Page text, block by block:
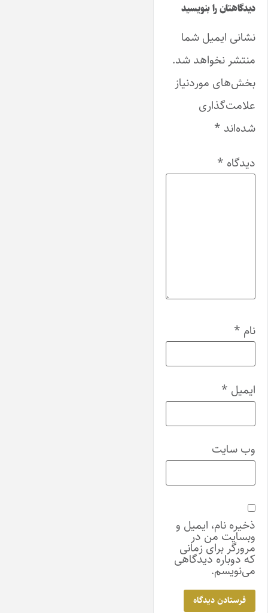
دیدگاهتان را بنویسید
نشانی ایمیل شما
منتشر نخواهد شد.
بخش‌های موردنیاز
علامت‌گذاری
شده‌اند *
دیدگاه *
نام *
ایمیل *
وب‌ سایت
ذخیره نام، ایمیل و
وبسایت من در
مرورگر برای زمانی
که دوباره دیدگاهی
می‌نویسم.